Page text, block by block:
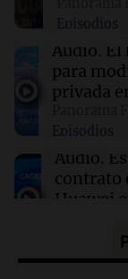
16:02 Mundo
Las
de un
divide
16:00
Dólar hoy,
jueves 6
Episodios
Audio. El
para
privada
Episodios
Audio.
contrato
Huawei
Audio.El